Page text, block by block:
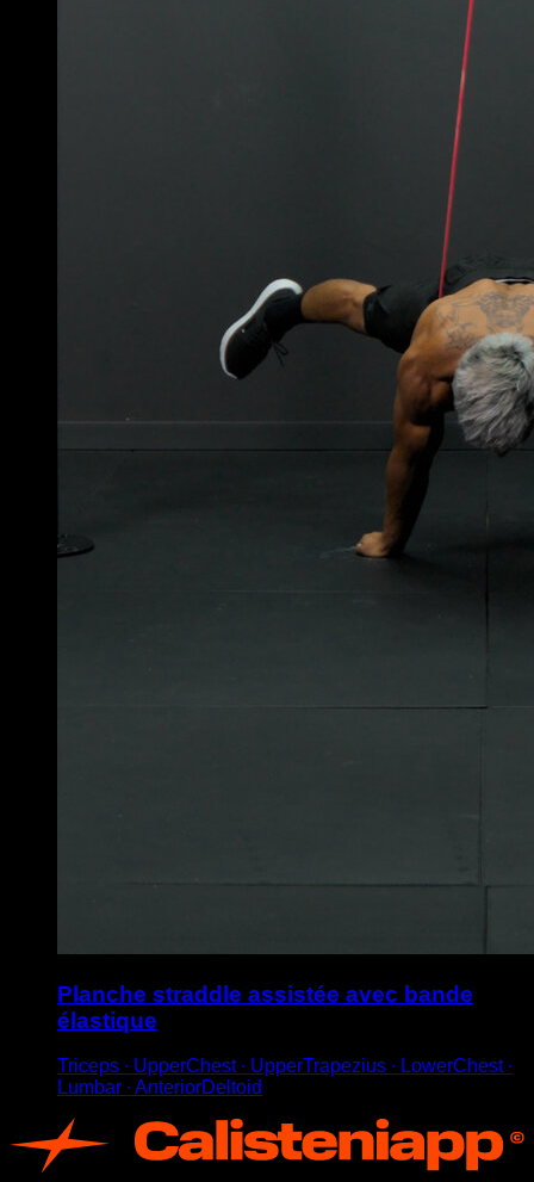
Planche straddle assistée avec bande
élastique
Triceps ∙ UpperChest ∙ UpperTrapezius ∙ LowerChest ∙
Lumbar ∙ AnteriorDeltoid